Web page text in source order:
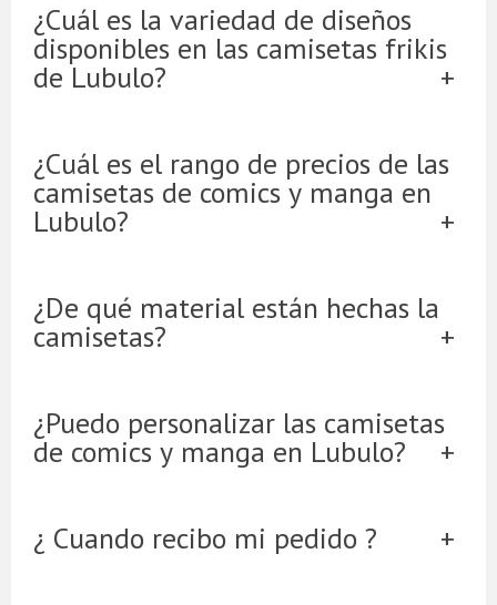
¿Cuál es la variedad de diseños
disponibles en las camisetas frikis
de Lubulo?
¿Cuál es el rango de precios de las
camisetas de comics y manga en
Lubulo?
¿De qué material están hechas la
camisetas?
¿Puedo personalizar las camisetas
de comics y manga en Lubulo?
¿ Cuando recibo mi pedido ?